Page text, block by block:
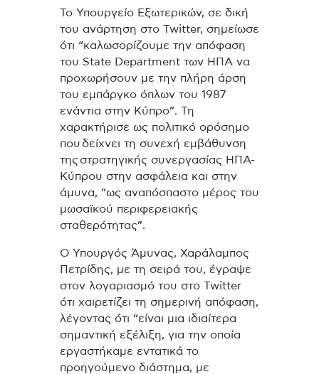
Το Υπουργείο Εξωτερικών, σε δική
του ανάρτηση στο Twitter, σημείωσε
ότι “καλωσορίζουμε την απόφαση
του State Department των ΗΠΑ να
προχωρήσουν με την πλήρη άρση
του εμπάργκο όπλων του 1987
ενάντια στην Κύπρο”. Τη
χαρακτήρισε ως πολιτικό ορόσημο
που δείχνει τη συνεχή εμβάθυνση
της στρατηγικής συνεργασίας ΗΠΑ-
Κύπρου στην ασφάλεια και στην
άμυνα, “ως αναπόσπαστο μέρος του
μωσαϊκού περιφερειακής
σταθερότητας”.
Ο Υπουργός Άμυνας, Χαράλαμπος
Πετρίδης, με τη σειρά του, έγραψε
στον λογαριασμό του στο Twitter
ότι χαιρετίζει τη σημερινή απόφαση,
λέγοντας ότι “είναι μια ιδιαίτερα
σημαντική εξέλιξη, για την οποία
εργαστήκαμε εντατικά το
προηγούμενο διάστημα, με